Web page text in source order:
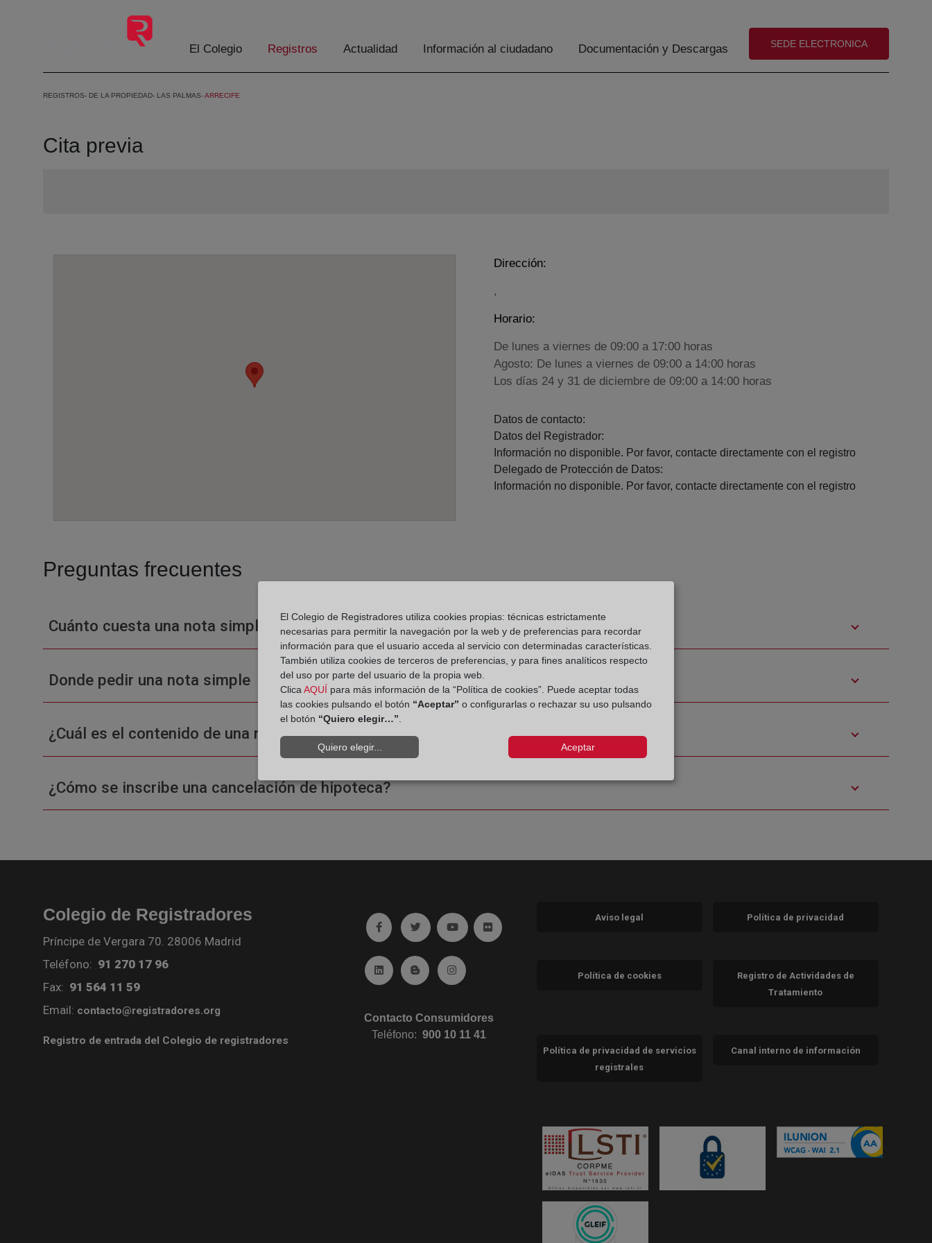
Saltar al contenido principal
El Colegio Registros Actualidad Información al ciudadano Documentación y Descargas (abre en nueva ventana)
SEDE ELECTRONICA
REGISTROS DE LA PROPIEDAD LAS PALMAS ARRECIFE
Cita previa
Dirección:
,
Horario:
De lunes a viernes de 09:00 a 17:00 horas
Agosto: De lunes a viernes de 09:00 a 14:00 horas
Los días 24 y 31 de diciembre de 09:00 a 14:00 horas
Datos de contacto:
Datos del Registrador:
Información no disponible. Por favor, contacte directamente con el registro
Delegado de Protección de Datos:
Información no disponible. Por favor, contacte directamente con el registro
Preguntas frecuentes
Cuánto cuesta una nota simple en un Registro de la Propiedad
Donde pedir una nota simple
¿Cuál es el contenido de una nota simple o una certificación?
¿Cómo se inscribe una cancelación de hipoteca?
Colegio de Registradores
Príncipe de Vergara 70. 28006 Madrid
Teléfono: 91 270 17 96
Fax: 91 564 11 59
Email: contacto@registradores.org
Registro de entrada del Colegio de registradores
Ir a facebook (abre en ventana nueva)
Ir a twitter (abre en ventana nueva)
Ir a YouTube (abre en ventana nueva)
Ir a Flickr (abre en ventana nueva)
Ir a Linkedin (abre en ventana nueva)
Ir al Blog (abre en ventana nueva)
Ir a Instagram (abre en ventana nueva)
Contacto Consumidores
Teléfono:900 10 11 41
Aviso legal Política de privacidad
Política de cookies
Registro de Actividades de
Tratamiento
Política de privacidad de servicios
registrales
Canal interno de información
El Colegio de Registradores utiliza cookies propias: técnicas estrictamente
necesarias para permitir la navegación por la web y de preferencias para recordar
información para que el usuario acceda al servicio con determinadas características.
También utiliza cookies de terceros de preferencias, y para fines analíticos respecto
del uso por parte del usuario de la propia web.
ClicaAQUÍ para más información de la “Política de cookies”. Puede aceptar todas
las cookies pulsando el botón “Aceptar” o configurarlas o rechazar su uso pulsando
el botón “Quiero elegir…”.
Quiero elegir... Aceptar